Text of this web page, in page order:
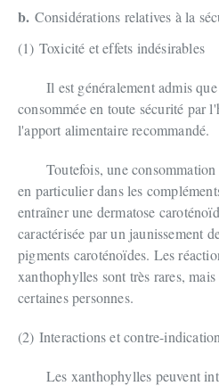
b. Considérations relatives à la
(1) Toxicité et effets indésirables
Il est généralement admis
consommée en toute sécurité par
l'apport alimentaire recommandé.
Toutefois, une
en particulier dans les
entraîner une dermatose
caractérisée par un jaunissement
pigments caroténoïdes. Les
xanthophylles sont très rares,
certaines personnes.
(2) Interactions et contre-
Les xanthophylles peuvent